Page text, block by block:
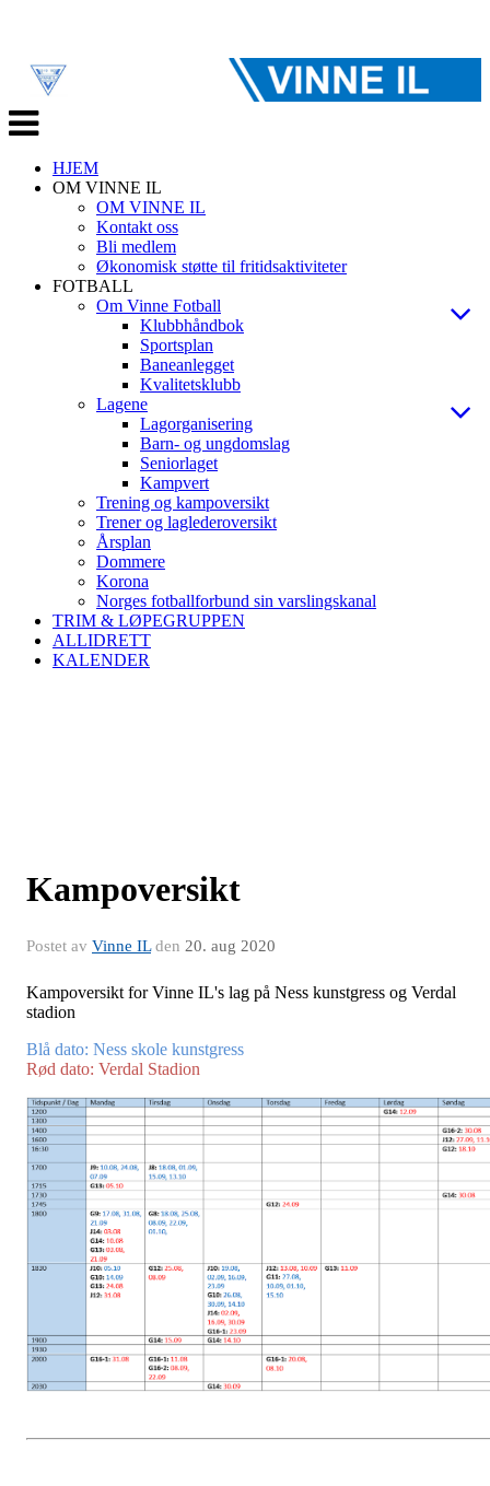
Veksle
navigasjon
HJEM
OM VINNE IL
OM VINNE IL
Kontakt oss
Bli medlem
Økonomisk støtte til fritidsaktiviteter
FOTBALL
Om Vinne Fotball
Klubbhåndbok
Sportsplan
Baneanlegget
Kvalitetsklubb
Lagene
Lagorganisering
Barn- og ungdomslag
Seniorlaget
Kampvert
Trening og kampoversikt
Trener og laglederoversikt
Årsplan
Dommere
Korona
Norges fotballforbund sin varslingskanal
TRIM & LØPEGRUPPEN
ALLIDRETT
KALENDER
Kampoversikt
Postet av Vinne ILden 20. aug 2020
Kampoversikt for Vinne IL's lag på Ness kunstgress og Verdal
stadion
Blå dato: Ness skole kunstgress
Rød dato: Verdal Stadion